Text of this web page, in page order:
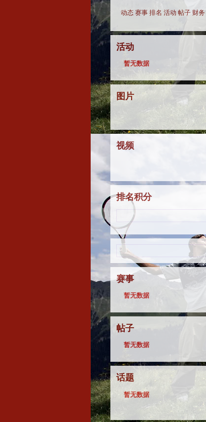
动态 赛事 排名 活动 帖子 财务
活动
暂无数据
图片
视频
排名积分
赛事
暂无数据
帖子
暂无数据
话题
暂无数据